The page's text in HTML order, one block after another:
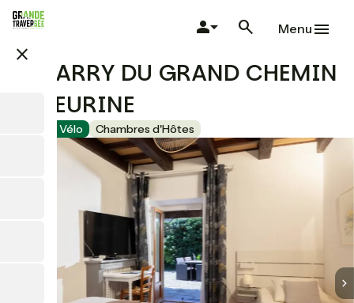
Aller
au
principal
close
Menu
LE BARRY DU GRAND CHEMIN
- FLEURINE
Accueil Vélo Chambres d'Hôtes